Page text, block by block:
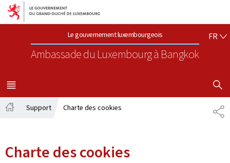
Aller au menu principal
Aller au contenu
Le gouvernement luxembourgeois
Ambassade du Luxembourgà Bangkok
FR
MENU
PRINCIPAL
Support Charte des cookies
Charte des cookies